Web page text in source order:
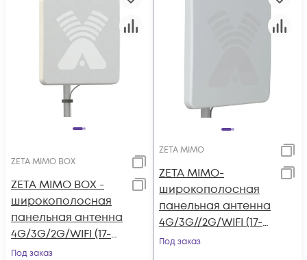
ZETA MIMO BOX
ZETA MIMO BOX -
широкополосная
панельная антенна
4G/3G/2G/WIFI (17-
20dBi) с
Под заказ
ZETA MIMO
ZETA MIMO-
широкополосная
панельная антенна
4G/3G//2G/WIFI (17-
20dBi)
Под заказ